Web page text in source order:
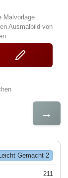
Malvorlage
Ausmalbild von
→
Gemacht 2
211